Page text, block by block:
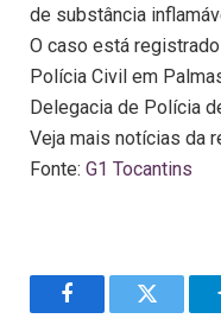
de substância
O caso está
Polícia Civil em
Delegacia de Polícia
Veja mais notícias da
Fonte: G1 Tocantins
FacebookTwitter